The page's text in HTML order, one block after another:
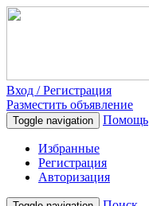
Вход / Регистрация
Разместить объявление
Toggle navigation Помощь
Избранные
Регистрация
Авторизация